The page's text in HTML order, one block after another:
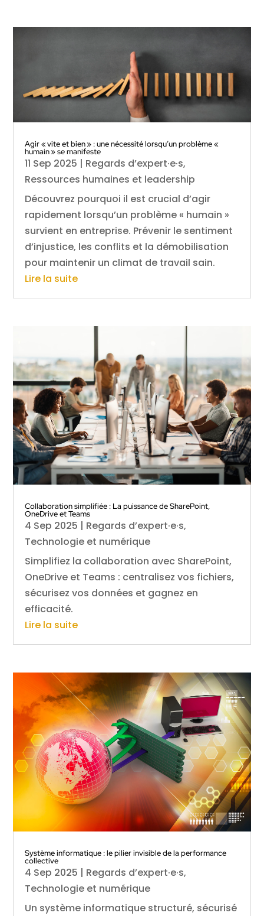
Agir « vite et bien » : une nécessité lorsqu’un problème «
humain » se manifeste
11 Sep 2025 | Regards d’expert·e·s,
Ressources humaines et leadership
Découvrez pourquoi il est crucial d’agir
rapidement lorsqu’un problème « humain »
survient en entreprise. Prévenir le sentiment
d’injustice, les conflits et la démobilisation
pour maintenir un climat de travail sain.
Lire la suite
Collaboration simplifiée : La puissance de SharePoint,
OneDrive et Teams
4 Sep 2025 | Regards d’expert·e·s,
Technologie et numérique
Simplifiez la collaboration avec SharePoint,
OneDrive et Teams : centralisez vos fichiers,
sécurisez vos données et gagnez en
efficacité.
Lire la suite
Système informatique : le pilier invisible de la performance
collective
4 Sep 2025 | Regards d’expert·e·s,
Technologie et numérique
Un système informatique structuré, sécurisé